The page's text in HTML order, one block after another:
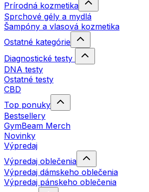
Prírodná kozmetika
Sprchové gély a mydlá
Šampóny a vlasová kozmetika
Ostatné kategórie
Diagnostické testy
DNA testy
Ostatné testy
CBD
Top ponuky
Bestsellery
GymBeam Merch
Novinky
Výpredaj
Výpredaj oblečenia
Výpredaj dámskeho oblečenia
Výpredaj pánskeho oblečenia